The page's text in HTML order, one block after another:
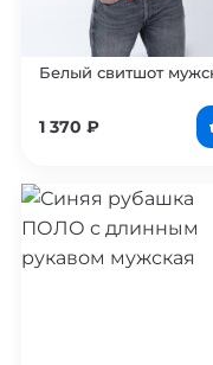
Белый свитшот
1 370 ₽